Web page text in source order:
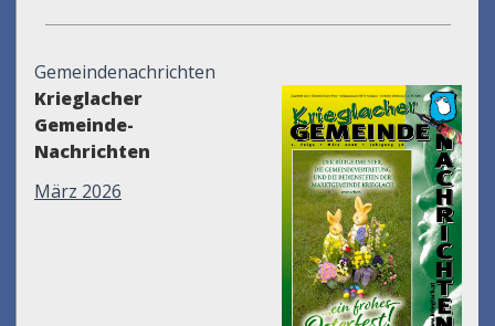
Gemeindenachrichten
Krieglacher
Gemeinde-
Nachrichten
März 2026